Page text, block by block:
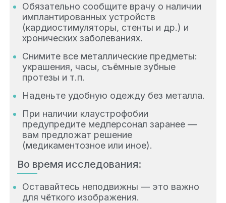
Обязательно сообщите врачу о наличии
имплантированных устройств
(кардиостимуляторы, стенты и др.) и
хронических заболеваниях.
Снимите все металлические предметы:
украшения, часы, съёмные зубные
протезы и т.п.
Наденьте удобную одежду без металла.
При наличии клаустрофобии
предупредите медперсонал заранее —
вам предложат решение
(медикаментозное или иное).
Во время исследования:
Оставайтесь неподвижны — это важно
для чёткого изображения.